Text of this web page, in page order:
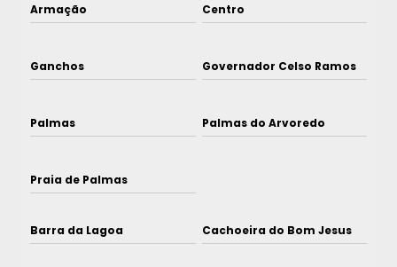
Armação Centro
Ganchos Governador Celso Ramos
Palmas Palmas do Arvoredo
Praia de Palmas
Barra da Lagoa Cachoeira do Bom Jesus